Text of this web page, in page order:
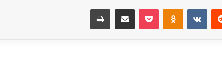
‏Reddit
‏VKontakte
Odnoklassniki بوكيت مشاركة عبر البريد طباعة